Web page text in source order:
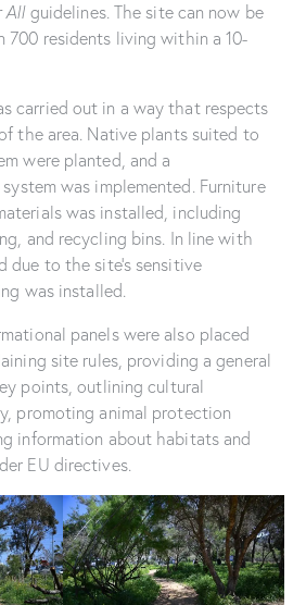
Allguidelines. The site can now be
700 residents living within a 10-
carried out in a way that respects
the area. Native plants suited to
were planted, and a
was implemented. Furniture
was installed, including
and recycling bins. In line with
due to the site’s sensitive
was installed.
panels were also placed
site rules, providing a general
points, outlining cultural
promoting animal protection
information about habitats and
EU directives.